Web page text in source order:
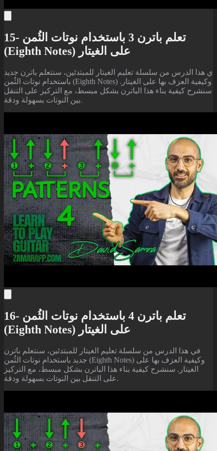
15- تعلم باترن 3 باستخدام نوتات الثُمن
(Eighth Notes) على الغيتار
ي هذا الدرس من سلسلة تعليم الغيتار للمبتدئين، سنتعلم باترن جديد
باستخدام نوتات الثُمن (Eighth Notes) وكيفية العزف بها على الغيتار.
سنشرح كيفية بناء هذا الباترن بشكل مبسط، مع التركيز على التنقل
بين النوتات بسهولة ودقة.
16- تعلم باترن 4 باستخدام نوتات الثُمن
(Eighth Notes) على الغيتار
في هذا الدرس من سلسلة تعليم الغيتار للمبتدئين، سنتعلم باترن
جديد باستخدام نوتات الثُمن (Eighth Notes) وكيفية العزف بها على
الغيتار. سنشرح كيفية بناء هذا الباترن بشكل مبسط، مع التركيز
على التنقل بين النوتات بسهولة ودقة.